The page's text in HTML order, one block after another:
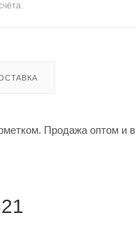
Продажа оптом и в